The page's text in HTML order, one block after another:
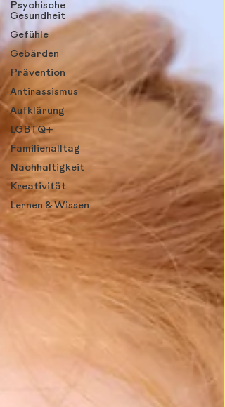
Psychische
Gesundheit
Gefühle
Gebärden
Prävention
Antirassismus
Aufklärung
LGBTQ+
Familienalltag
Nachhaltigkeit
Kreativität
Lernen & Wissen